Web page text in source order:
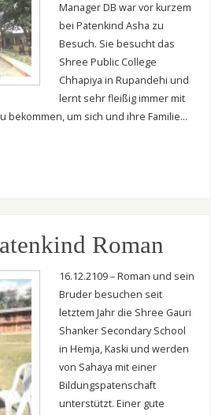
Manager DB war vor kurzem
bei Patenkind Asha zu
Besuch. Sie besucht das
Shree Public College
Chhapiya in Rupandehi und
lernt sehr fleißig immer mit
bekommen, um sich und ihre Familie…
Roman
16.12.2109 – Roman und sein
Bruder besuchen seit
letztem Jahr die Shree Gauri
Shanker Secondary School
in Hemja, Kaski und werden
von Sahaya mit einer
Bildungspatenschaft
unterstützt. Einer gute